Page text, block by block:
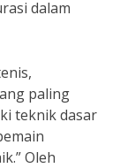
dalam
paling
teknik dasar
Oleh